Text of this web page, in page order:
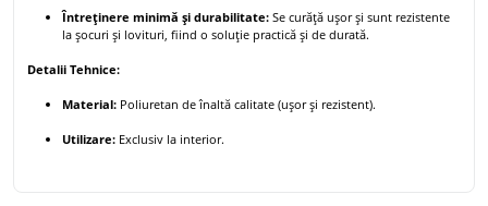
Întreținere minimă și durabilitate: Se curăță ușor și sunt rezistente
la șocuri și lovituri, fiind o soluție practică și de durată.
Detalii Tehnice:
Material: Poliuretan de înaltă calitate (ușor și rezistent).
Utilizare: Exclusiv la interior.